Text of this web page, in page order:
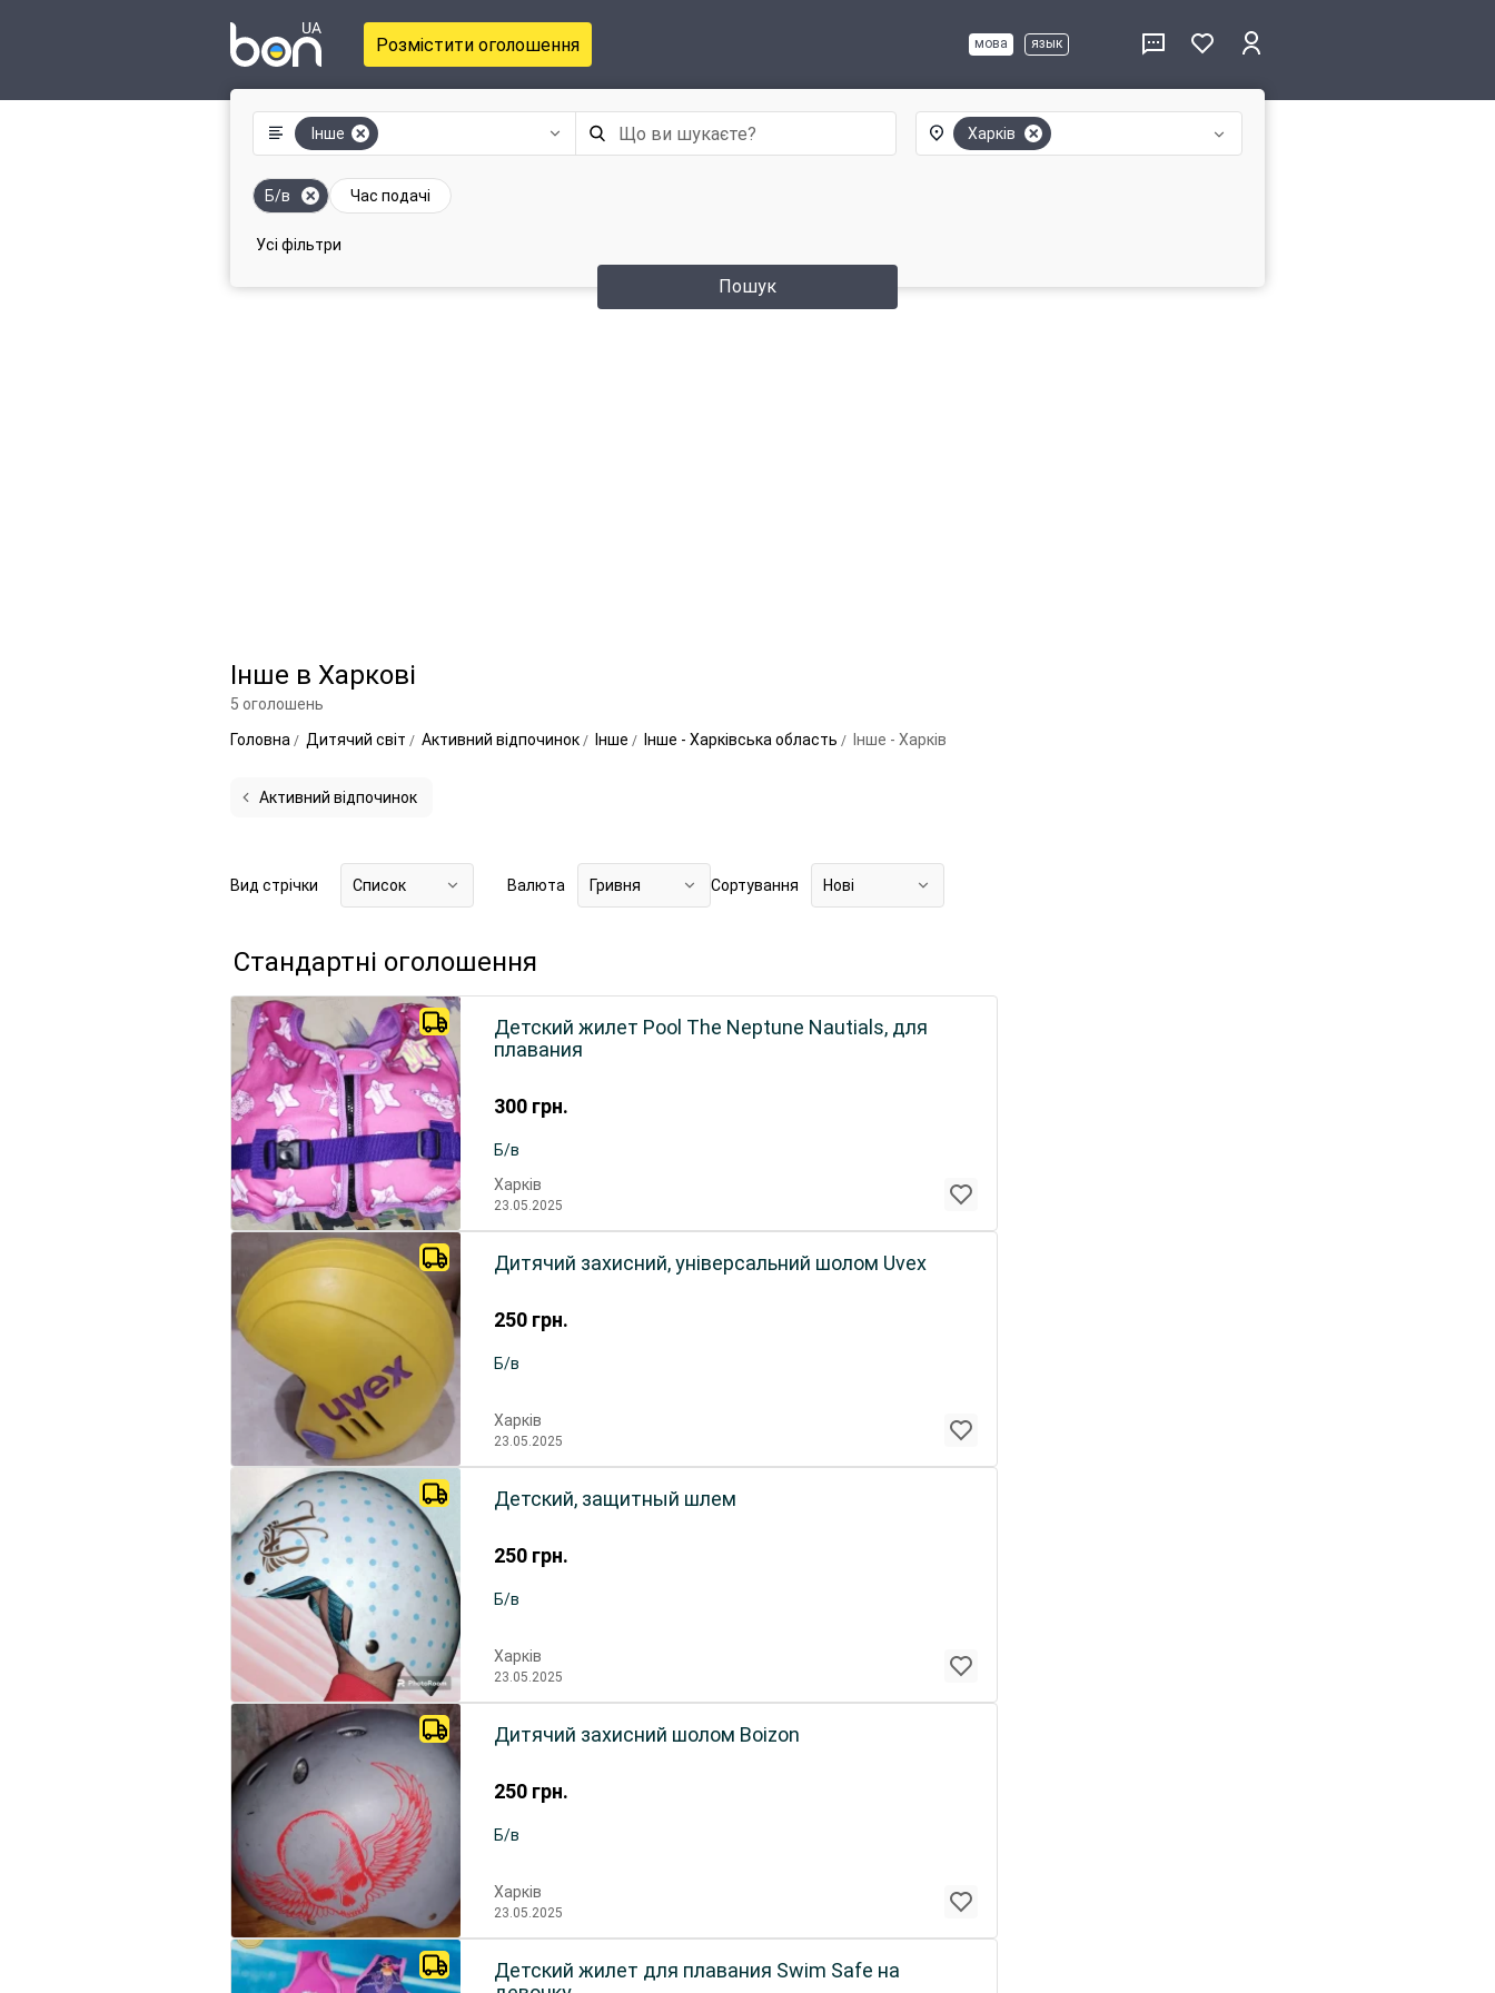
Розмістити оголошення мова язык
Інше Харків
Пошук
Б/в Час подачі
Усі фільтри
Інше в Харкові
5 оголошень
Головна
Дитячий світ Активний відпочинок Інше Інше - Харківська область Інше - Харків
Активний відпочинок
Вид стрічки Список Валюта Гривня Сортування Нові
Стандартні оголошення
300 грн.
Детский жилет Pool The Neptune Nautials, для
плавания
Б/в
Харків
23.05.2025
250 грн.
Дитячий захисний, універсальний шолом Uvex
Б/в
Харків
23.05.2025
250 грн.
Детский, защитный шлем
Б/в
Харків
23.05.2025
250 грн.
Дитячий захисний шолом Boіzon
Б/в
Харків
23.05.2025
Детский жилет для плавания Swim Safe на